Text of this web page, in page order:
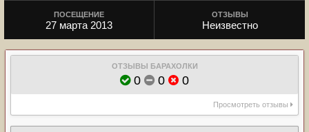
ПОСЕЩЕНИЕ
27 марта 2013
ОТЗЫВЫ
Неизвестно
ОТЗЫВЫ БАРАХОЛКИ
0 0 0
Просмотреть отзывы